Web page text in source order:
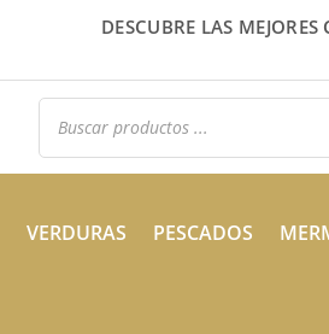
DESCUBRE LAS
Búsqueda
productos
VERDURAS PESCADOS